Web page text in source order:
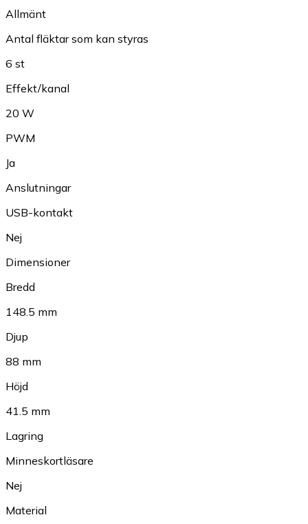
Allmänt
Antal fläktar som kan styras
6 st
Effekt/kanal
20 W
PWM
Ja
Anslutningar
USB-kontakt
Nej
Dimensioner
Bredd
148.5 mm
Djup
88 mm
Höjd
41.5 mm
Lagring
Minneskortläsare
Nej
Material